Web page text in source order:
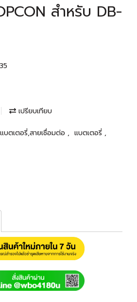
สำหรับ DB-
เปรียบเทียบ
บตเตอรี่,สายเชื่อมต่อ , แบตเตอรี่ ,